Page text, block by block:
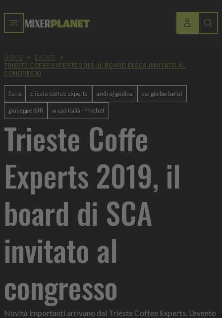
HOME > EVENTI
>
TRIESTE COFFE EXPERTS 2019, IL BOARD DI SCA INVITATO AL
CONGRESSO
fiere trieste coffee experts andrej godina sergio barbarisi
giuseppe biffi areas italia - mychef
Trieste Coffe
Experts 2019, il
board di SCA
invitato al
congresso
Novità importanti arrivano dal Trieste Coffee Experts. L’evento